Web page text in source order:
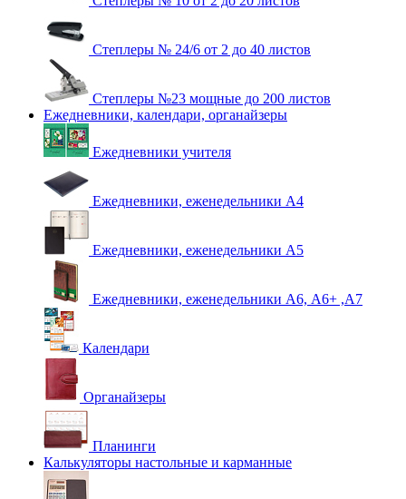
Степлеры № 24/6 от 2 до 40 листов
Степлеры №23 мощные до 200 листов
Ежедневники, календари, органайзеры
Ежедневники учителя
Ежедневники, еженедельники А4
Ежедневники, еженедельники А5
Ежедневники, еженедельники А6, А6+ ,А7
Календари
Органайзеры
Планинги
Калькуляторы настольные и карманные